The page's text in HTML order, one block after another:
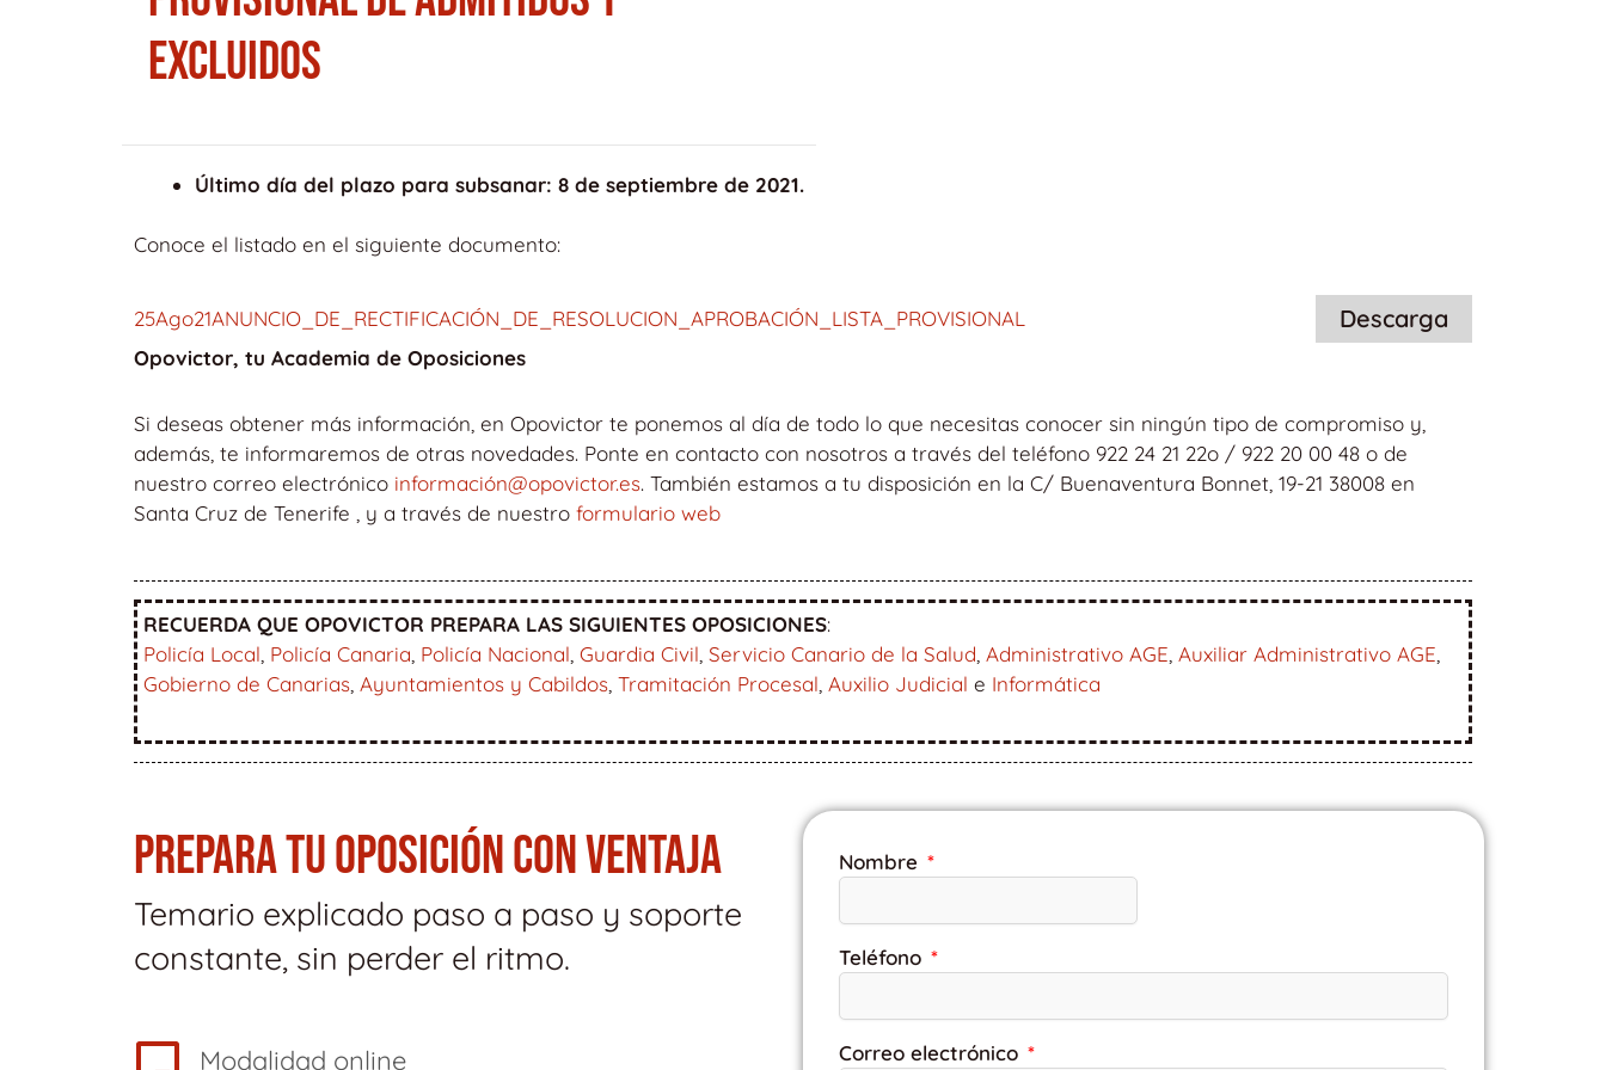
EXCLUIDOS
Último día del plazo para subsanar: 8 de septiembre de 2021.
Conoce el listado en el siguiente documento:
25Ago21ANUNCIO_DE_RECTIFICACIÓN_DE_RESOLUCION_APROBACIÓN_LISTA_PROVISIONAL Descarga
Opovictor, tu Academia de Oposiciones
Si deseas obtener más información, en Opovictor te ponemos al día de todo lo que necesitas conocer sin ningún tipo de compromiso y,
además, te informaremos de otras novedades. Ponte en contacto con nosotros a través del teléfono 922 24 21 22o / 922 20 00 48 o de
nuestro correo electrónico información@opovictor.es. También estamos a tu disposición en la C/ Buenaventura Bonnet, 19-21 38008 en
Santa Cruz de Tenerife , y a través de nuestro formulario web
RECUERDA QUE OPOVICTOR PREPARA LAS SIGUIENTES OPOSICIONES:
Policía Local, Policía Canaria, Policía Nacional, Guardia Civil, Servicio Canario de la Salud, Administrativo AGE, Auxiliar Administrativo AGE,
Gobierno de Canarias, Ayuntamientos y Cabildos, Tramitación Procesal, Auxilio Judicial e Informática
PREPARA TU OPOSICIÓN CON VENTAJA
Temario explicado paso a paso y soporte
constante, sin perder el ritmo.
Modalidad online
Nombre
Teléfono
Correo electrónico